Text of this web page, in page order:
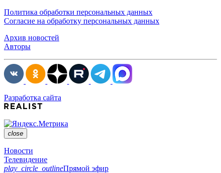
Политика обработки персональных данных
Согласие на обработку персональных данных
Архив новостей
Авторы
Разработка сайта
close
Новости
Телевидение
play_circle_outlineПрямой эфир